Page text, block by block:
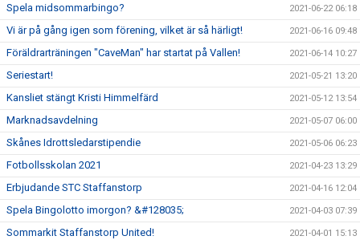
Spela midsommarbingo? 2021-06-22 06:18
Vi är på gång igen som förening, vilket är så härligt! 2021-06-16 09:48
Föräldrarträningen "CaveMan" har startat på Vallen! 2021-06-14 10:27
Seriestart! 2021-05-21 13:20
Kansliet stängt Kristi Himmelfärd 2021-05-12 13:54
Marknadsavdelning 2021-05-07 06:00
Skånes Idrottsledarstipendie 2021-05-06 06:23
Fotbollsskolan 2021 2021-04-23 13:29
Erbjudande STC Staffanstorp 2021-04-16 12:04
Spela Bingolotto imorgon? &#128035; 2021-04-03 07:39
Sommarkit Staffanstorp United! 2021-04-01 15:13